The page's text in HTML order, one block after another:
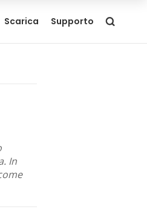
Scarica Supporto
In